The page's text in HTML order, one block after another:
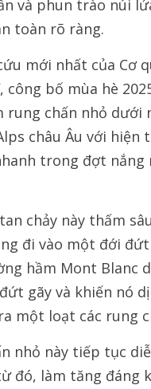
và phun trào núi
toàn rõ ràng.
mới nhất của Cơ
công bố mùa hè
rung chấn nhỏ dưới
châu Âu với hiện
trong đợt nắng
chảy này thấm
đi vào một đới
hầm Mont Blanc
gãy và khiến nó
một loạt các rung
nhỏ này tiếp tục
đó, làm tăng đáng